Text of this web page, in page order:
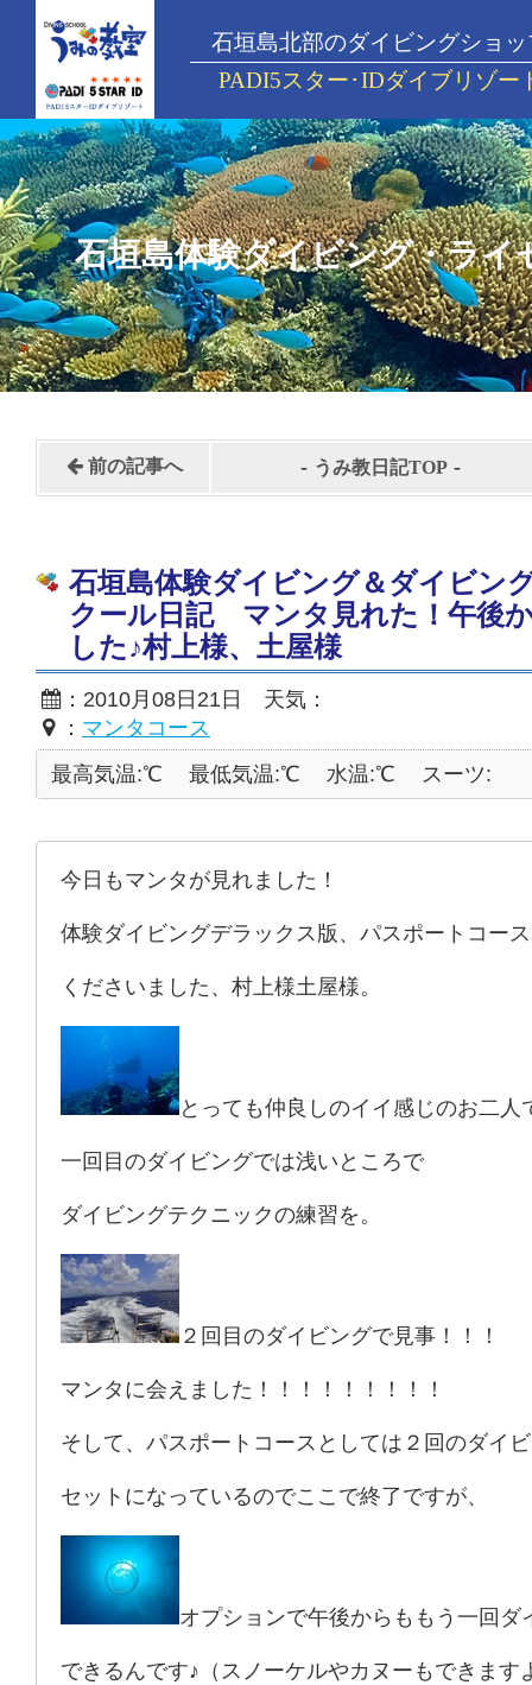
石垣島北部のダイビングショッ
PADI5スター･IDダイブリゾー
石垣島体験ダイビング・ライ
前の記事へ - うみ教日記TOP -
石垣島体験ダイビング＆ダイビン
クール日記 マンタ見れた！午後
した♪村上様、土屋様
：2010月08日21日 天気：
： マンタコース
最高気温:℃
最低気温:℃ 水温:℃ スーツ:
今日もマンタが見れました！
体験ダイビングデラックス版、パスポートコー
くださいました、村上様土屋様。
とっても仲良しのイイ感じのお二人
一回目のダイビングでは浅いところで
ダイビングテクニックの練習を。
２回目のダイビングで見事！！！
マンタに会えました！！！！！！！！！
そして、パスポートコースとしては２回のダイ
セットになっているのでここで終了ですが、
オプションで午後からももう一回ダ
できるんです♪（スノーケルやカヌーもできます